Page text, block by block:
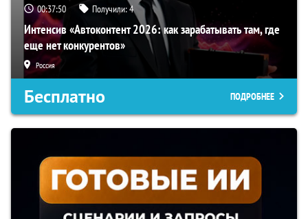
00:37:49 Получили:4
Интенсив «Автоконтент 2026: как зарабатывать там, где
еще нет конкурентов»
Россия
Бесплатно ПОДРОБНЕЕ